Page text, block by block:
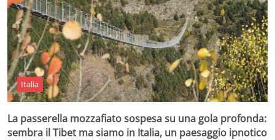
Italia
La passerella mozzafiato sospesa su una gola profonda:
sembra il Tibet ma siamo in Italia, un paesaggio ipnotico